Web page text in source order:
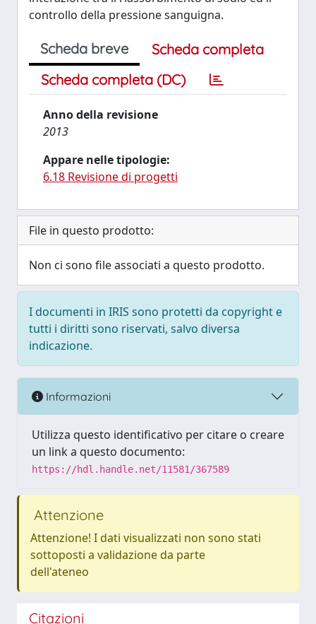
controllo della pressione sanguigna.
Scheda breve
Scheda completa
Scheda completa (DC)
Anno della revisione
2013
Appare nelle tipologie:
6.18 Revisione di progetti
File in questo prodotto:
Non ci sono file associati a questo prodotto.
I documenti in IRIS sono protetti da copyright e
tutti i diritti sono riservati, salvo diversa
indicazione.
Informazioni
Utilizza questo identificativo per citare o creare
un link a questo documento:
https://hdl.handle.net/11581/367589
Attenzione
Attenzione! I dati visualizzati non sono stati
sottoposti a validazione da parte
dell'ateneo
Citazioni